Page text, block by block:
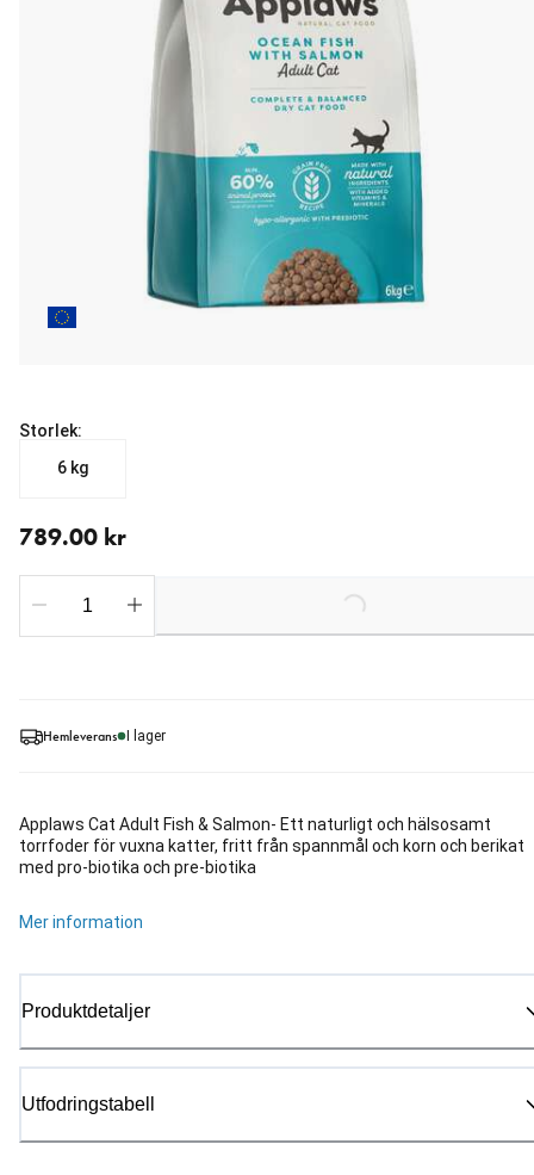
Hemleverans I lager
Applaws Cat Adult Fish & Salmon- Ett naturligt och hälsosamt
torrfoder för vuxna katter, fritt från spannmål och korn och berikat
med pro-biotika och pre-biotika
Mer information
Produktdetaljer
Utfodringstabell
Storlek:
6 kg
789.00 kr
Loading...